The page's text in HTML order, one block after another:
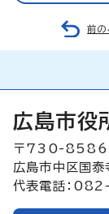
前の
広島市役
〒730-8586
広島市中区国
代表電話：